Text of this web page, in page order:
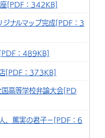
[PDF：342KB]
ジナルマップ完成[PDF：3
：489KB]
[PDF：373KB]
高等学校弁論大会[PD
、篤実の君子－[PDF：6